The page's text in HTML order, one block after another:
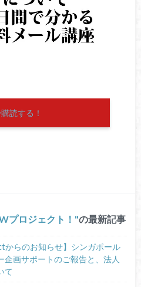
読する！
プロジェクト！ の最新記事
からのお知らせ】シンガポール
企画サポートのご報告と、法人
て